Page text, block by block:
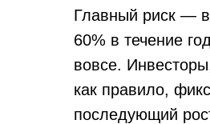
Главный риск —
60% в течение
вовсе.
как правило,
последующий